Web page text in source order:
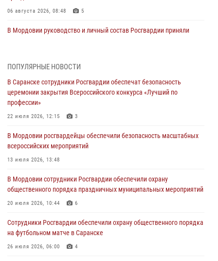
06 августа 2026, 08:48 5
В Мордовии руководство и личный состав Росгвардии приняли
06 августа 2026, 08:14 9
В Саранске сотрудники Росгвардии задержали дебошира,
повредившего имущество в кафе
06 августа 2026, 07:03
незамедлительно
05 августа 2026, 15:04
подозреваемого в причинении телесных повреждений супруге
05 августа 2026, 12:34
проведения масштабного праздника в Темникове
05 августа 2026, 09:04 4
ПОПУЛЯРНЫЕ НОВОСТИ
В Саранске сотрудники Росгвардии обеспечат безопасность
церемонии закрытия Всероссийского конкурса «Лучший по
профессии»
22 июля 2026, 12:15 3
В Мордовии росгвардейцы обеспечили безопасность масштабных
всероссийских мероприятий
13 июля 2026, 13:48
В Мордовии сотрудники Росгвардии обеспечили охрану
общественного порядка праздничных муниципальных мероприятий
20 июля 2026, 10:44 6
Сотрудники Росгвардии обеспечили охрану общественного порядка
на футбольном матче в Саранске
26 июля 2026, 06:00 4